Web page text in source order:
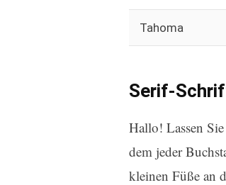
Tahoma
Serif-
Hallo! Lassen
dem jeder
kleinen Füße an